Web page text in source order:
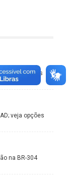
os pontos
veja opções
na BR-304